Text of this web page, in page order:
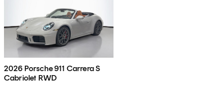
2026 Porsche 911 Carrera S
Cabriolet RWD